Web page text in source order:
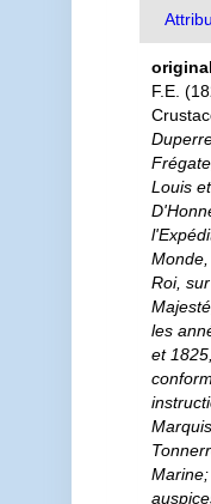
F.E.
Louis
Roi,
les
et